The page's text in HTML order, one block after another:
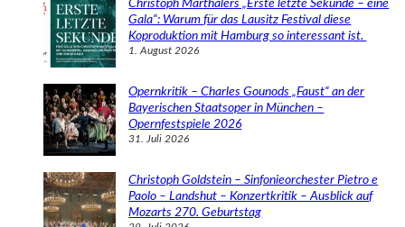
Christoph Marthalers „Erste letzte Sekunde – eine
Gala“: Warum für das Lausitz Festival diese
Koproduktion mit Hamburg so interessant ist.
1. August 2026
Opernkritik – Charles Gounods „Faust“ an der
Bayerischen Staatsoper in München –
Opernfestspiele 2026
31. Juli 2026
Christoph Goldstein – Sinfonieorchester Pietro e
Paolo – Landshut – Konzertkritik – Ausblick auf
Mozarts 270. Geburtstag